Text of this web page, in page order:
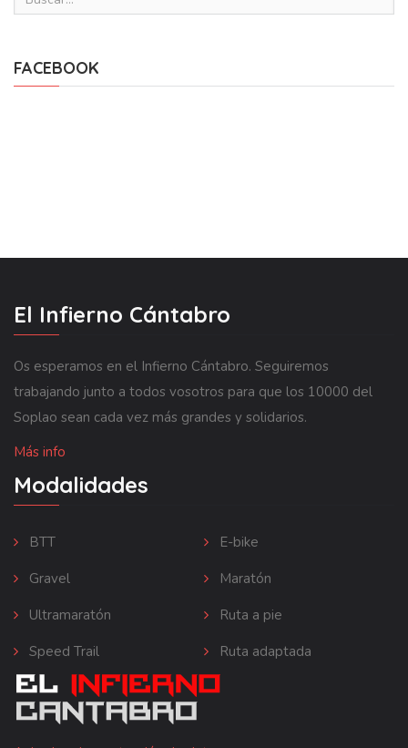
FACEBOOK
El Infierno Cántabro
Os esperamos en el Infierno Cántabro. Seguiremos
trabajando junto a todos vosotros para que los 10000 del
Soplao sean cada vez más grandes y solidarios.
Más info
Modalidades
BTT
E-bike
Gravel
Maratón
Ultramaratón
Ruta a pie
Speed Trail
Ruta adaptada